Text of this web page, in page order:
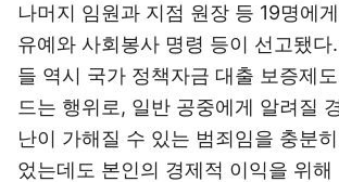
나머지 임원과 지점 원장 등 19명에
유예와 사회봉사 명령 등이 선고됐다
들 역시 국가 정책자금 대출 보증제
드는 행위로, 일반 공중에게 알려질
난이 가해질 수 있는 범죄임을 충분
었는데도 본인의 경제적 이익을 위해